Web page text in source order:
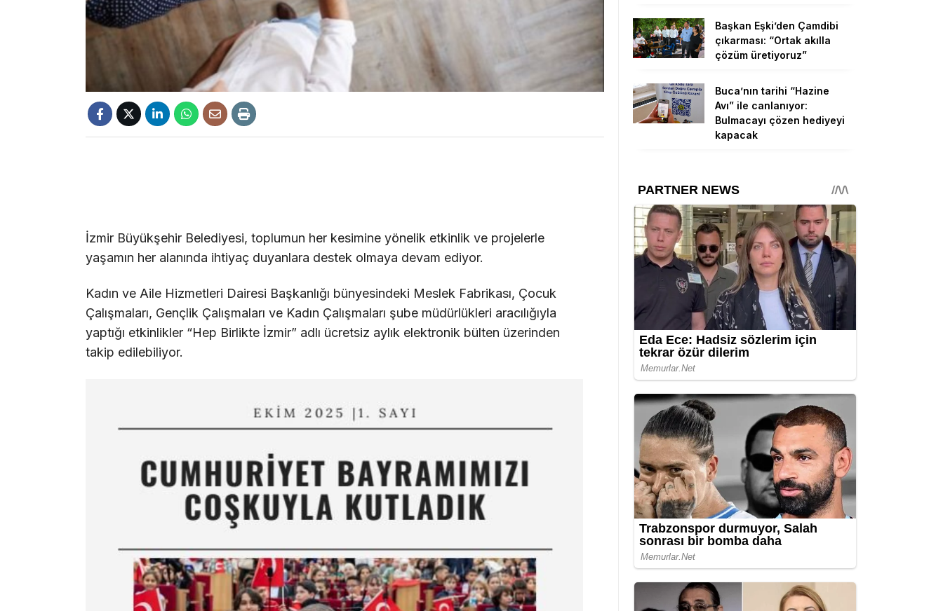
İzmir Büyükşehir Belediyesi, toplumun her kesimine yönelik etkinlik ve projelerle
yaşamın her alanında ihtiyaç duyanlara destek olmaya devam ediyor.
Kadın ve Aile Hizmetleri Dairesi Başkanlığı bünyesindeki Meslek Fabrikası, Çocuk
Çalışmaları, Gençlik Çalışmaları ve Kadın Çalışmaları şube müdürlükleri aracılığıyla
yaptığı etkinlikler “Hep Birlikte İzmir” adlı ücretsiz aylık elektronik bülten üzerinden
takip edilebiliyor.
Başkan Eşki’den Çamdibi
çıkarması: “Ortak akılla
çözüm üretiyoruz”
Buca’nın tarihi “Hazine
Avı” ile canlanıyor:
Bulmacayı çözen hediyeyi
kapacak